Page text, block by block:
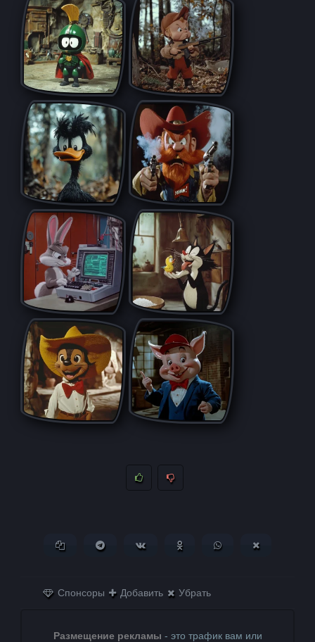
Копировать ссылкуПоделиться в Telegram
Поделиться ВКонтактеПоделиться в
Поделиться в
Спонсоры Добавить Убрать
Размещение рекламы - это трафик вам или